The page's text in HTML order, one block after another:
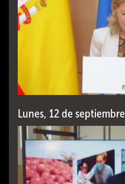
Lunes, 12 de septiembre